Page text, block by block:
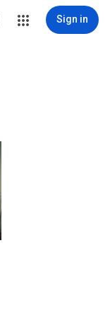
Sign in